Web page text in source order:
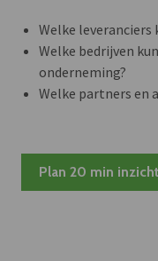
Welke leveranciers
Welke bedrijven
onderneming?
Welke partners en
Plan 20 min inzicht